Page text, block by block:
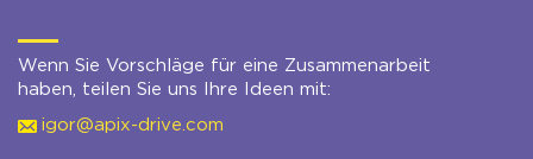
Wenn Sie Vorschläge für eine Zusammenarbeit
haben, teilen Sie uns Ihre Ideen mit:
igor@apix-drive.com